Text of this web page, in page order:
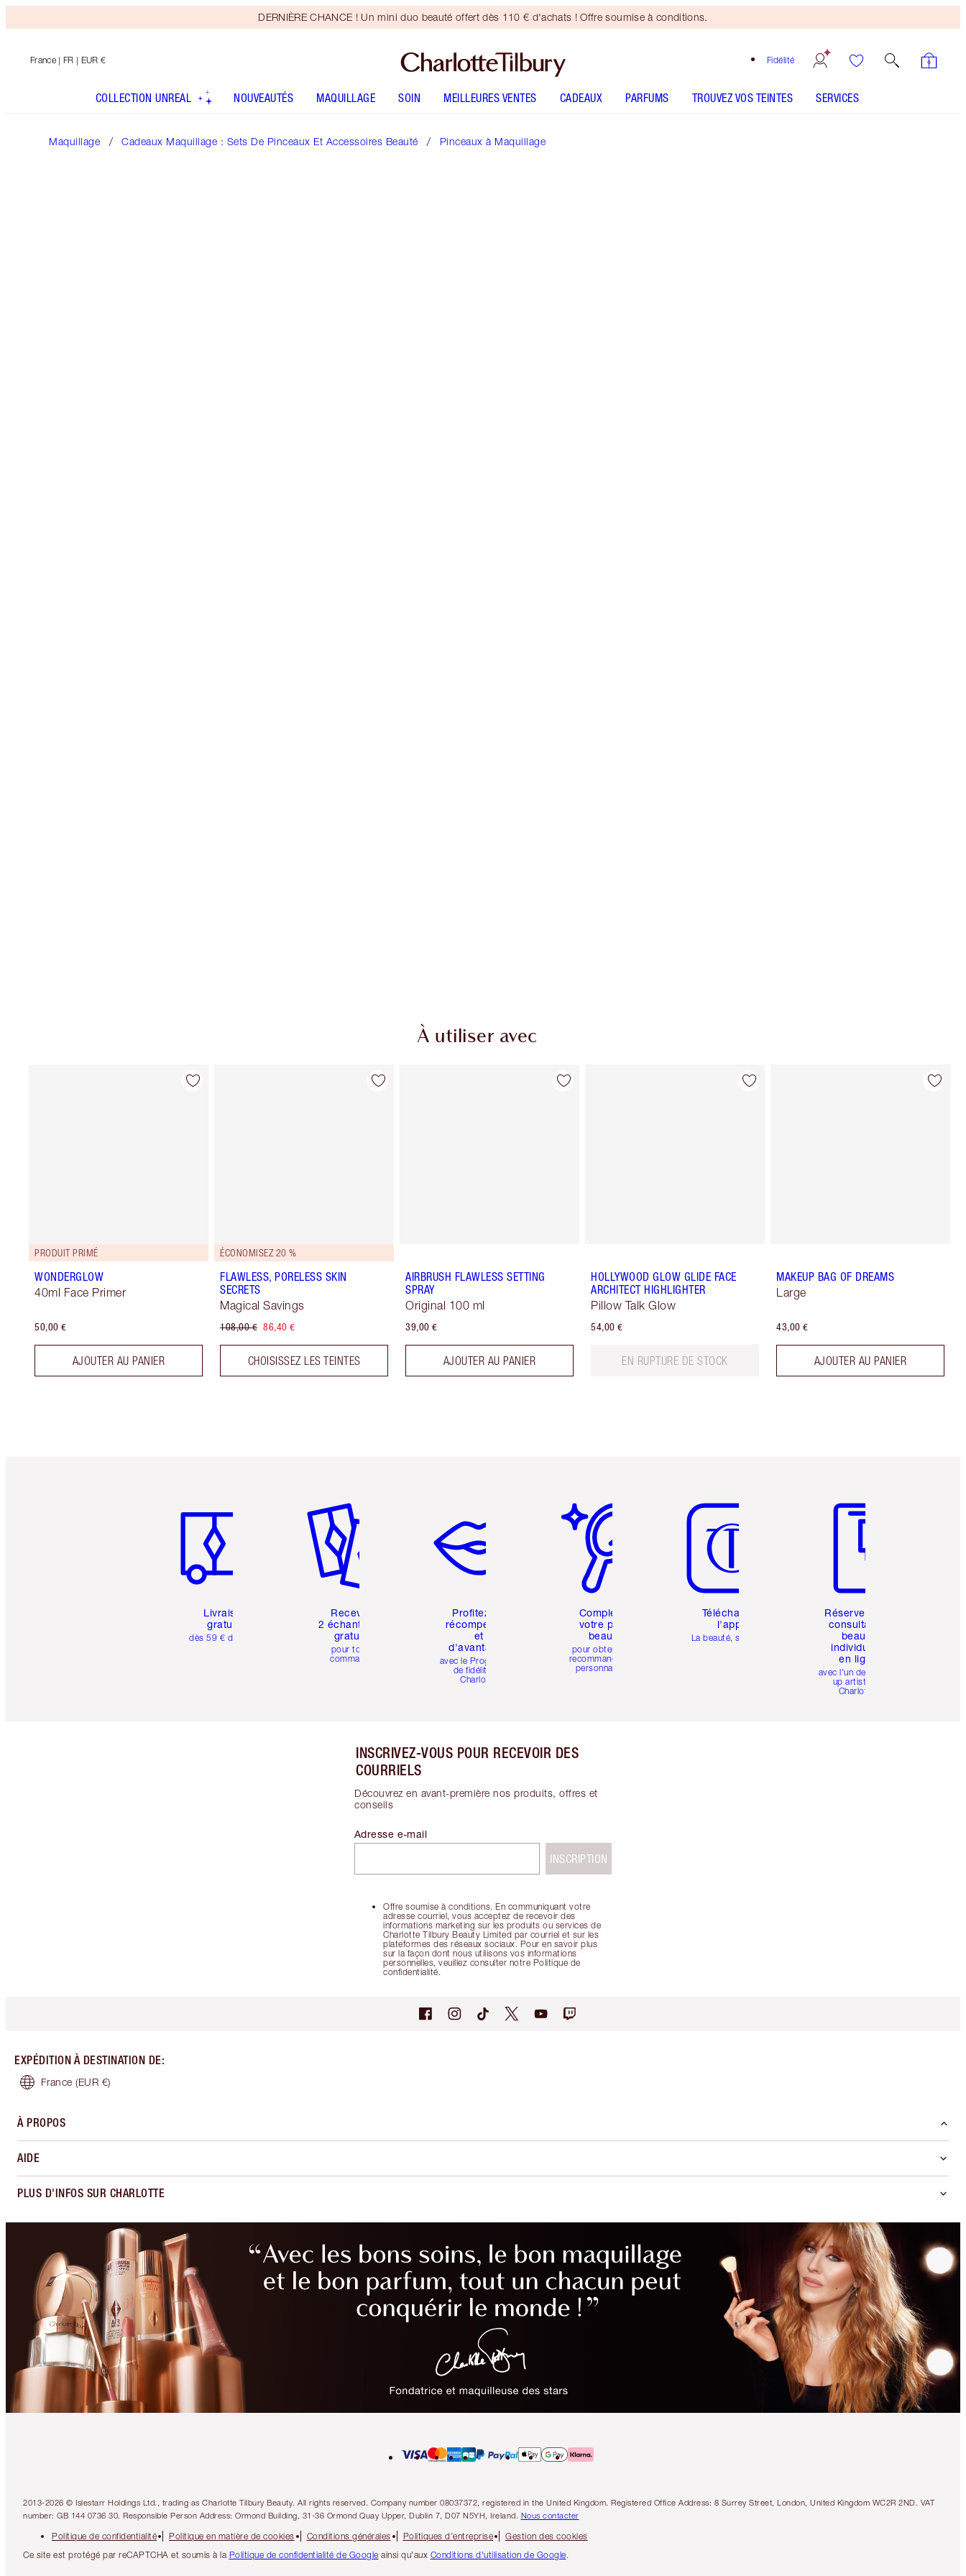
DERNIÈRE CHANCE ! Un mini duo beauté offert dès 110 € d'achats ! Offre soumise à conditions.
Fidélité
France | FR | EUR €
COLLECTION UNREAL NOUVEAUTÉS MAQUILLAGE SOIN MEILLEURES VENTES CADEAUX PARFUMS TROUVEZ VOS TEINTES SERVICES
Maquillage Cadeaux Maquillage : Sets De Pinceaux Et Accessoires Beauté Pinceaux à Maquillage
À utiliser avec
PRODUIT PRIMÉ
WONDERGLOW
40ml Face Primer
50,00 €
AJOUTER AU PANIER
ÉCONOMISEZ 20 %
FLAWLESS, PORELESS SKIN
SECRETS
Magical Savings
108,00 € 86,40 €
CHOISISSEZ LES TEINTES
AIRBRUSH FLAWLESS SETTING
SPRAY
Original 100 ml
39,00 €
AJOUTER AU PANIER
HOLLYWOOD GLOW GLIDE FACE
ARCHITECT HIGHLIGHTER
Pillow Talk Glow
54,00 €
EN RUPTURE DE STOCK
MAKEUP BAG OF DREAMS
Large
43,00 €
AJOUTER AU PANIER
Livraison
gratuite
dès 59 € d'achats
Recevez
2 échantillons
gratuits
pour toute
commande
Profitez de
récompenses
et
d'avantages
avec le Programme
de fidélité de
Charlotte
Complétez
votre profil
beauté
pour obtenir des
recommandations
personnalisées
Téléchargez
l'appli
La beauté, simplifiée
Réservez une
consultation
beauté
individuelle
en ligne
avec l'un des make-
up artists de
Charlotte.
INSCRIVEZ-VOUS POUR RECEVOIR DES
COURRIELS
Découvrez en avant-première nos produits, offres et
conseils
Offre soumise à conditions. En communiquant votre
adresse courriel, vous acceptez de recevoir des
informations marketing sur les produits ou services de
Charlotte Tilbury Beauty Limited par courriel et sur les
plateformes des réseaux sociaux. Pour en savoir plus
sur la façon dont nous utilisons vos informations
personnelles, veuillez consulter notre Politique de
confidentialité.
Adresse e-mail
INSCRIPTION
EXPÉDITION À DESTINATION DE:
France (EUR €)
À PROPOS
AIDE
PLUS D'INFOS SUR CHARLOTTE
2013-2026 © Islestarr Holdings Ltd., trading as Charlotte Tilbury Beauty. All rights reserved. Company number 08037372, registered in the United Kingdom. Registered Office Address: 8 Surrey Street, London, United Kingdom WC2R 2ND. VAT
number: GB 144 0736 30. Responsible Person Address: Ormond Building, 31-36 Ormond Quay Upper, Dublin 7, D07 N5YH, Ireland. Nous contacter
Politique de confidentialité Politique en matière de cookies Conditions générales Politiques d’entreprise
Gestion des cookies
Ce site est protégé par reCAPTCHA et soumis à la Politique de confidentialité de Google ainsi qu'aux Conditions d'utilisation de Google.